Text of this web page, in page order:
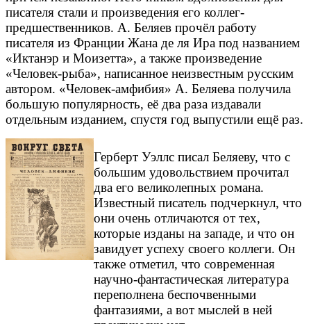
писателя стали и произведения его коллег-
предшественников. А. Беляев прочёл работу
писателя из Франции Жана де ля Ира под названием
«Иктанэр и Моизетта», а также произведение
«Человек-рыба», написанное неизвестным русским
автором. «Человек-амфибия» А. Беляева получила
большую популярность, её два раза издавали
отдельным изданием, спустя год выпустили ещё раз.
Герберт Уэллс писал Беляеву, что с
большим удовольствием прочитал
два его великолепных романа.
Известный писатель подчеркнул, что
они очень отличаются от тех,
которые изданы на западе, и что он
завидует успеху своего коллеги. Он
также отметил, что современная
научно-фантастическая литература
переполнена беспочвенными
фантазиями, а вот мыслей в ней